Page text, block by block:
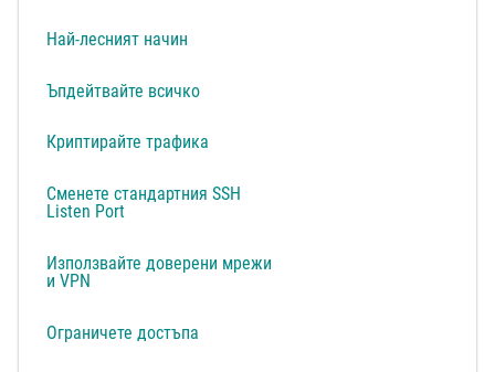
Най-лесният начин
Ъпдейтвайте всичко
Криптирайте трафика
Сменете стандартния SSH
Listen Port
Използвайте доверени мрежи
и VPN
Ограничете достъпа